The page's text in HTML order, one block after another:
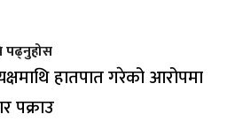
पढ्नुहोस
हातपात गरेको आरोपमा
पक्राउ